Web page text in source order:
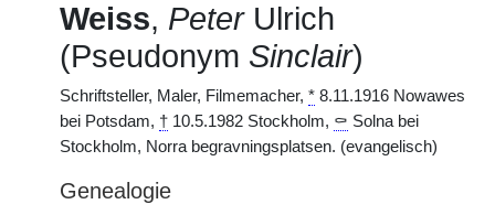
Weiss, PeterUlrich
(Pseudonym Sinclair)
Schriftsteller, Maler, Filmemacher, * 8.11.1916 Nowawes
bei Potsdam, † 10.5.1982 Stockholm, ⚰ Solna bei
Stockholm, Norra begravningsplatsen. (evangelisch)
Genealogie